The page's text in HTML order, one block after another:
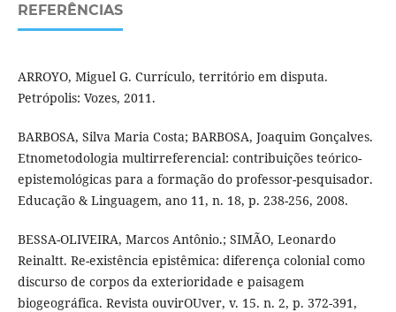
REFERÊNCIAS
ARROYO, Miguel G. Currículo, território em disputa.
Petrópolis: Vozes, 2011.
BARBOSA, Silva Maria Costa; BARBOSA, Joaquim Gonçalves.
Etnometodologia multirreferencial: contribuições teórico-
epistemológicas para a formação do professor-pesquisador.
Educação & Linguagem, ano 11, n. 18, p. 238-256, 2008.
BESSA-OLIVEIRA, Marcos Antônio.; SIMÃO, Leonardo
Reinaltt. Re-existência epistêmica: diferença colonial como
discurso de corpos da exterioridade e paisagem
biogeográfica. Revista ouvirOUver, v. 15. n. 2, p. 372-391,